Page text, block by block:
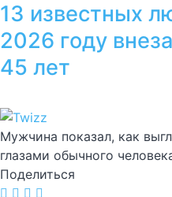
13 известных
2026 году
45 лет
Мужчина показал, как
глазами обычного
Поделиться